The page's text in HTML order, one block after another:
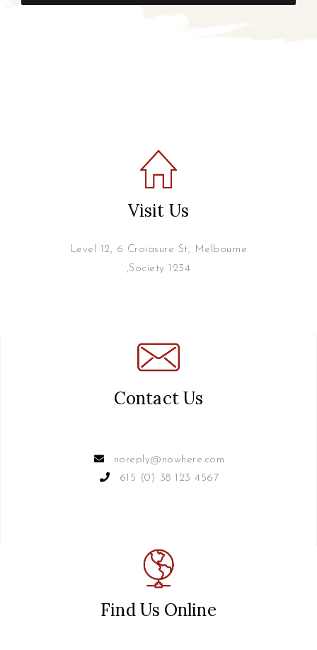
Visit Us
Level 12, 6 Croiasure St, Melbourne
,Society 1234
Contact Us
noreply@nowhere.com
615 (0) 38 123 4567
Find Us Online